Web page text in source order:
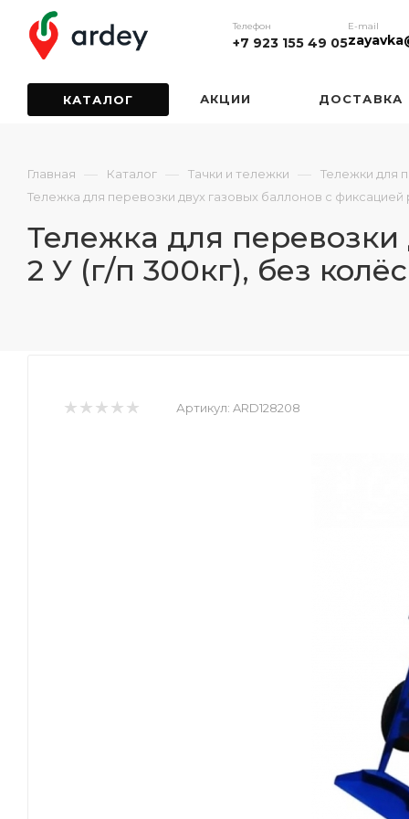
Телефон
+7 923 155 49 05
E-mail
КАТАЛОГ АКЦИИ ДОСТАВКА
Главная — Каталог — Тачки и тележки —
Тележки для
Тележка для перевозки двух газовых баллонов с
Тележка для
2 У (г/п 300кг), без колёс
Артикул: ARD128208